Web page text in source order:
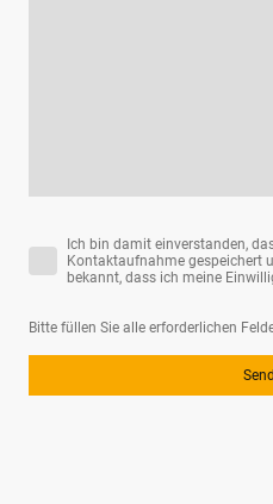
Ich bin damit einverstanden,
Kontaktaufnahme gespeichert
bekannt, dass ich meine
Bitte füllen Sie alle erforderlichen